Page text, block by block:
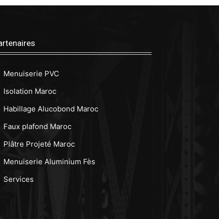
Menuiserie PVC
Isolation Maroc
Habillage Alucobond Maroc
Faux plafond Maroc
Plâtre Projeté Maroc
Menuiserie Aluminium Fès
Services